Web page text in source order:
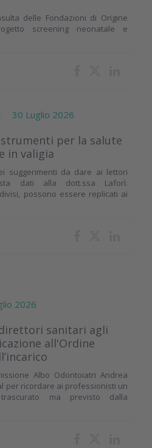
delle Fondazioni di Origine
screening neonatale e
30 Luglio 2026
per la salute
in valigia
suggerimenti da dare ai lettori
dati alla dott.ssa Laforì.
possono essere replicati ai
2026
sanitari agli
all'Ordine
Albo Odontoiatri Andrea
per ricordare ai professionisti un
ma previsto dalla